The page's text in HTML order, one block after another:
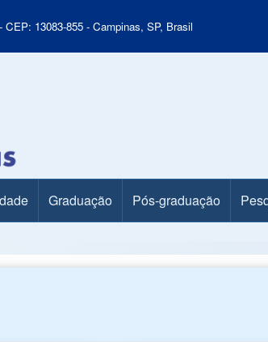
CEP: 13083-855 - Campinas, SP, Brasil
Graduação Pós-graduação